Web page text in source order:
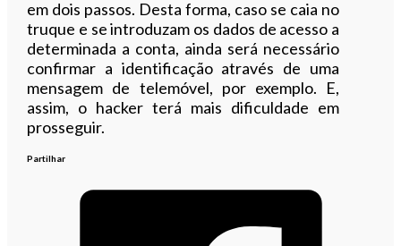
em dois passos. Desta forma, caso se caia no
truque e se introduzam os dados de acesso a
determinada a conta, ainda será necessário
confirmar a identificação através de uma
mensagem de telemóvel, por exemplo. E,
assim, o hacker terá mais dificuldade em
prosseguir.
Partilhar